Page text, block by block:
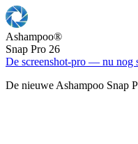
Ashampoo®
Snap Pro 26
De screenshot-pro — nu nog
De nieuwe Ashampoo Snap